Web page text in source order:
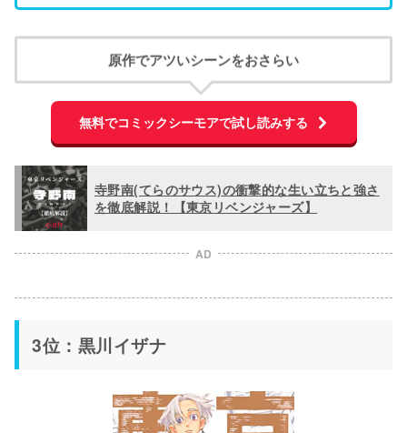
原作でアツいシーンをおさらい
無料でコミックシーモアで試し読みする
寺野南(てらのサウス)の衝撃的な生い立ちと強さ
を徹底解説！【東京リベンジャーズ】
AD
3位：黒川イザナ